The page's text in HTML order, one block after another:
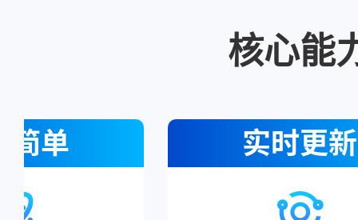
核心能
简单 实时更新